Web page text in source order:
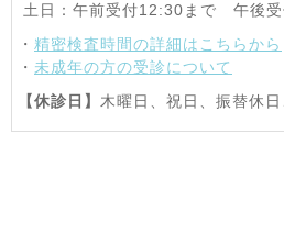
土日：午前受付12:30まで 午後
・ 精密検査時間の詳細はこちらから
・ 未成年の方の受診について
【休診日】 木曜日、祝日、振替休